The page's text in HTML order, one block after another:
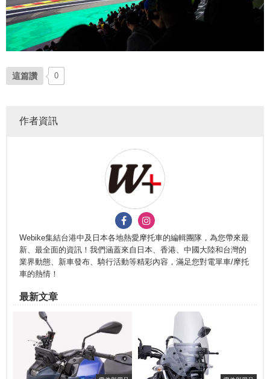
這篇讚 0
作者資訊
Webike集結台港中及日本各地熱愛摩托車的編輯團隊，為您帶來最
新、最全面的資訊！我們涵蓋來自日本、香港、中國大陸和台灣的
業界動態、新車發布、騎行活動等精彩內容，滿足您對電單車/摩托
車的熱情！
最新文章